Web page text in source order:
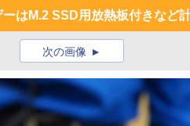
はM.2 SSD用放熱板付きなど
次の画像